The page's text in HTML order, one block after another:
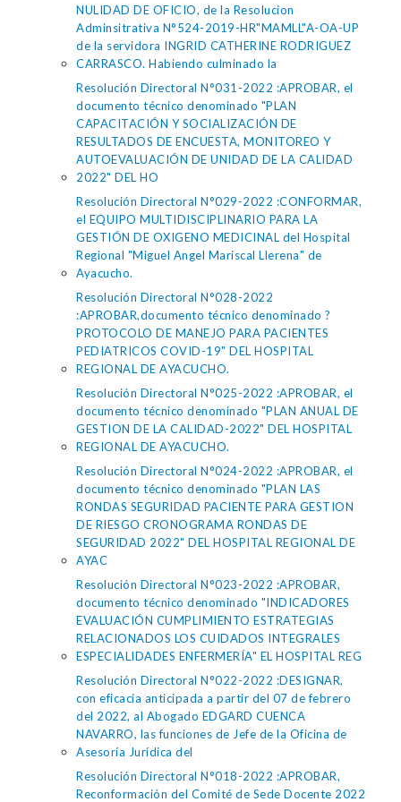
NULIDAD DE OFICIO, de la Resolucion
Adminsitrativa N°524-2019-HR"MAMLL"A-OA-UP
de la servidora INGRID CATHERINE RODRIGUEZ
CARRASCO. Habiendo culminado la
Resolución Directoral N°031-2022 :APROBAR, el
documento técnico denominado "PLAN
CAPACITACIÓN Y SOCIALIZACIÓN DE
RESULTADOS DE ENCUESTA, MONITOREO Y
AUTOEVALUACIÓN DE UNIDAD DE LA CALIDAD
2022" DEL HO
Resolución Directoral N°029-2022 :CONFORMAR,
el EQUIPO MULTIDISCIPLINARIO PARA LA
GESTIÓN DE OXIGENO MEDICINAL del Hospital
Regional "Miguel Angel Mariscal Llerena" de
Ayacucho.
Resolución Directoral N°028-2022
:APROBAR,documento técnico denominado ?
PROTOCOLO DE MANEJO PARA PACIENTES
PEDIATRICOS COVID-19" DEL HOSPITAL
REGIONAL DE AYACUCHO.
Resolución Directoral N°025-2022 :APROBAR, el
documento técnico denominado "PLAN ANUAL DE
GESTION DE LA CALIDAD-2022" DEL HOSPITAL
REGIONAL DE AYACUCHO.
Resolución Directoral N°024-2022 :APROBAR, el
documento técnico denominado "PLAN LAS
RONDAS SEGURIDAD PACIENTE PARA GESTION
DE RIESGO CRONOGRAMA RONDAS DE
SEGURIDAD 2022" DEL HOSPITAL REGIONAL DE
AYAC
Resolución Directoral N°023-2022 :APROBAR,
documento técnico denominado "INDICADORES
EVALUACIÓN CUMPLIMIENTO ESTRATEGIAS
RELACIONADOS LOS CUIDADOS INTEGRALES
ESPECIALIDADES ENFERMERÍA" EL HOSPITAL REG
Resolución Directoral N°022-2022 :DESIGNAR,
con eficacia anticipada a partir del 07 de febrero
del 2022, al Abogado EDGARD CUENCA
NAVARRO, las funciones de Jefe de la Oficina de
Asesoría Jurídica del
Resolución Directoral N°018-2022 :APROBAR,
Reconformación del Comité de Sede Docente 2022